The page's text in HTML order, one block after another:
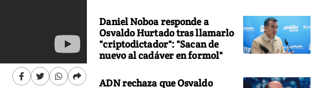
Daniel Noboa responde a
Osvaldo Hurtado tras llamarlo
"criptodictador": "Sacan de
nuevo al cadáver en formol"
ADN rechaza que Osvaldo